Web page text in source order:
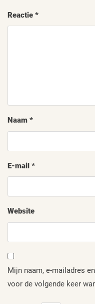
Reactie *
Naam *
E-mail *
Website
Mijn naam, e-mailadres
voor de volgende keer